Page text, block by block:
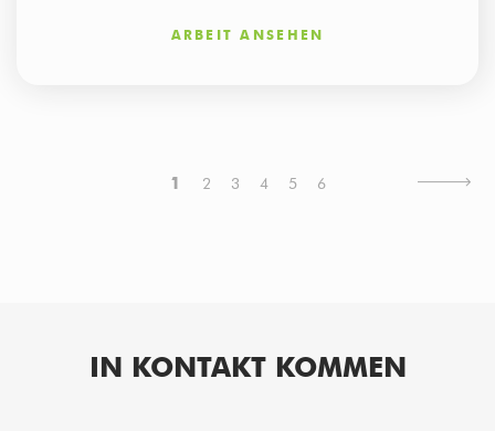
ARBEIT ANSEHEN
SEITENNUMMERIERUNGAktuelle
1 Seite
2 Seite
3 Seite
4 Seite
5 Seite
6
IN KONTAKT KOMMEN